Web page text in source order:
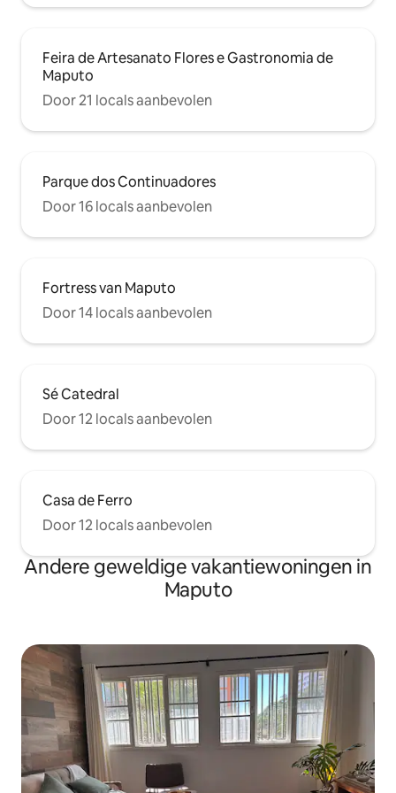
Feira de Artesanato Flores e Gastronomia de
Maputo
Door 21 locals aanbevolen
Parque dos Continuadores
Door 16 locals aanbevolen
Fortress van Maputo
Door 14 locals aanbevolen
Sé Catedral
Door 12 locals aanbevolen
Casa de Ferro
Door 12 locals aanbevolen
Andere geweldige vakantiewoningen in
Maputo